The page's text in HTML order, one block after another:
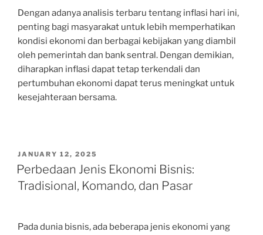
Dengan adanya analisis terbaru tentang inflasi hari ini,
penting bagi masyarakat untuk lebih memperhatikan
kondisi ekonomi dan berbagai kebijakan yang diambil
oleh pemerintah dan bank sentral. Dengan demikian,
diharapkan inflasi dapat tetap terkendali dan
pertumbuhan ekonomi dapat terus meningkat untuk
kesejahteraan bersama.
POSTED
ON
JANUARY 12, 2025
Perbedaan Jenis Ekonomi Bisnis:
Tradisional, Komando, dan Pasar
Pada dunia bisnis, ada beberapa jenis ekonomi yang